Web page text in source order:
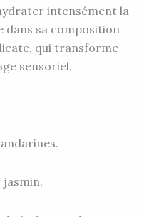
intensément la
dans sa composition
qui transforme
sensoriel.
jasmin.